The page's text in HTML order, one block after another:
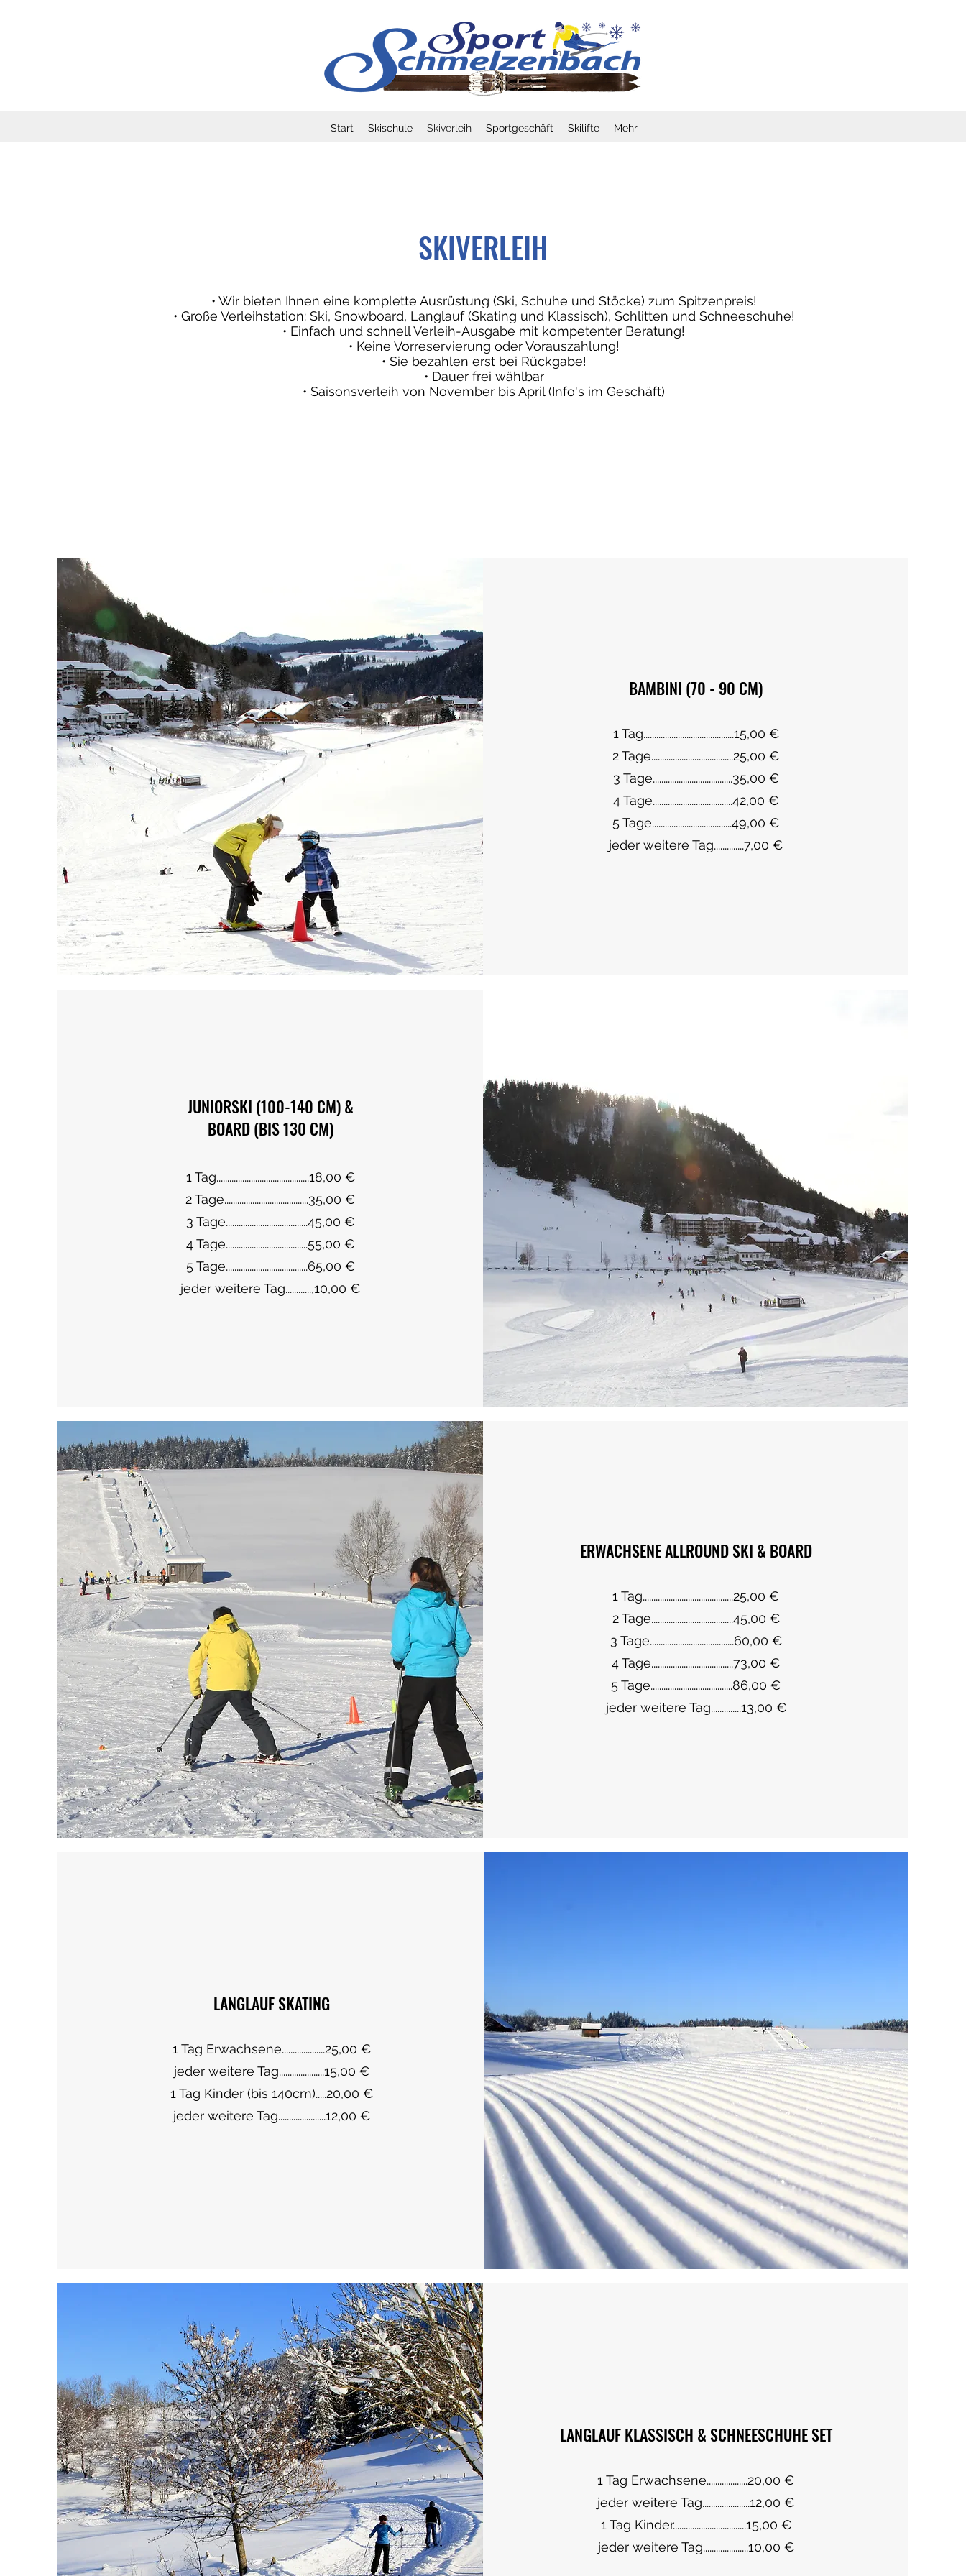
Start Skischule Skiverleih Sportgeschäft Skilifte Mehr
SKIVERLEIH
• Wir bieten Ihnen eine komplette Ausrüstung (Ski, Schuhe und Stöcke) zum Spitzenpreis!
• Große Verleihstation: Ski, Snowboard, Langlauf (Skating und Klassisch), Schlitten und Schneeschuhe!
• Einfach und schnell Verleih-Ausgabe mit kompetenter Beratung!
• Keine Vorreservierung oder Vorauszahlung!
• Sie bezahlen erst bei Rückgabe!
• Dauer frei wählbar
• Saisonsverleih von November bis April (Info's im Geschäft)
BAMBINI (70 - 90 CM)
1 Tag..........................................15,00 €
2 Tage......................................25,00 €
3 Tage.....................................35,00 €
4 Tage.....................................42,00 €
5 Tage.....................................49,00 €
jeder weitere Tag..............7,00 €
JUNIORSKI (100-140 CM) &
BOARD (BIS 130 CM)
1 Tag...........................................18,00 €
2 Tage.......................................35,00 €
3 Tage......................................45,00 €
4 Tage......................................55,00 €
5 Tage......................................65,00 €
jeder weitere Tag............,10,00 €
ERWACHSENE ALLROUND SKI & BOARD
1 Tag..........................................25,00 €
2 Tage......................................45,00 €
3 Tage.......................................60,00 €
4 Tage......................................73,00 €
5 Tage......................................86,00 €
jeder weitere Tag..............13,00 €
LANGLAUF SKATING
1 Tag Erwachsene....................25,00 €
jeder weitere Tag.....................15,00 €
1 Tag Kinder (bis 140cm).....20,00 €
jeder weitere Tag......................12,00 €
LANGLAUF KLASSISCH & SCHNEESCHUHE SET
1 Tag Erwachsene...................20,00 €
jeder weitere Tag......................12,00 €
1 Tag Kinder..................................15,00 €
jeder weitere Tag.....................10,00 €